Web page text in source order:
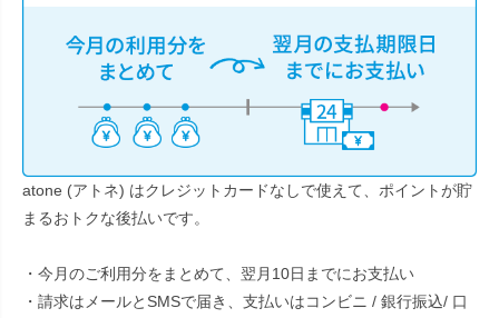
atone (アトネ) はクレジットカードなしで使えて、ポイントが貯
まるおトクな後払いです。
・今月のご利用分をまとめて、翌月10日までにお支払い
・請求はメールとSMSで届き、支払いはコンビニ / 銀行振込/ 口